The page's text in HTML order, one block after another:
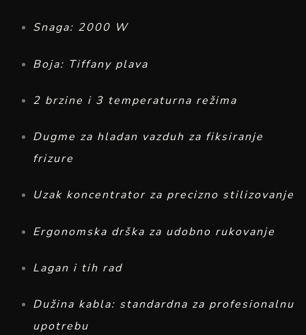
Snaga: 2000 W
Boja: Tiffany plava
2 brzine i 3 temperaturna režima
Dugme za hladan vazduh za fiksiranje
frizure
Uzak koncentrator za precizno stilizovanje
Ergonomska drška za udobno rukovanje
Lagan i tih rad
Dužina kabla: standardna za profesionalnu
upotrebu